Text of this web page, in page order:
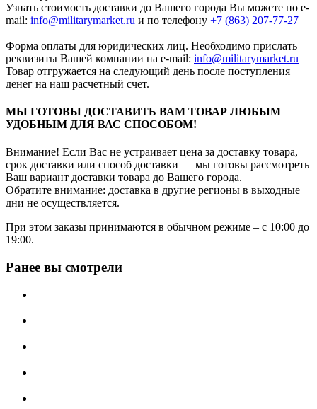
Узнать стоимость доставки до Вашего города Вы можете по e-
mail: info@militarymarket.ru и по телефону +7 (863) 207-77-27
Форма оплаты для юридических лиц. Необходимо прислать
реквизиты Вашей компании на е-mail: info@militarymarket.ru
Товар отгружается на следующий день после поступления
денег на наш расчетный счет.
МЫ ГОТОВЫ ДОСТАВИТЬ ВАМ ТОВАР ЛЮБЫМ
УДОБНЫМ ДЛЯ ВАС СПОСОБОМ!
Внимание! Если Вас не устраивает цена за доставку товара,
срок доставки или способ доставки — мы готовы рассмотреть
Ваш вариант доставки товара до Вашего города.
Обратите внимание: доставка в другие регионы в выходные
дни не осуществляется.
При этом заказы принимаются в обычном режиме – с 10:00 до
19:00.
Ранее вы смотрели